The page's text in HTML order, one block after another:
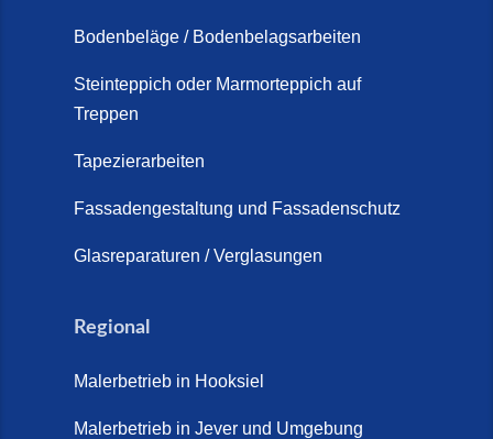
Bodenbeläge / Bodenbelagsarbeiten
Steinteppich oder Marmorteppich auf
Treppen
Tapezierarbeiten
Fassadengestaltung und Fassadenschutz
Glasreparaturen / Verglasungen
Regional
Malerbetrieb in Hooksiel
Malerbetrieb in Jever und Umgebung